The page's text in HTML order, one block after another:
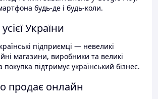
будь-де і будь-коли.
України
підприємці — невеликі
магазини, виробники та великі
покупка підтримує український бізнес.
продає онлайн